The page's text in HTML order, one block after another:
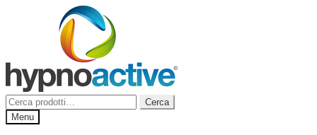
Cerca:
Cerca
Menu